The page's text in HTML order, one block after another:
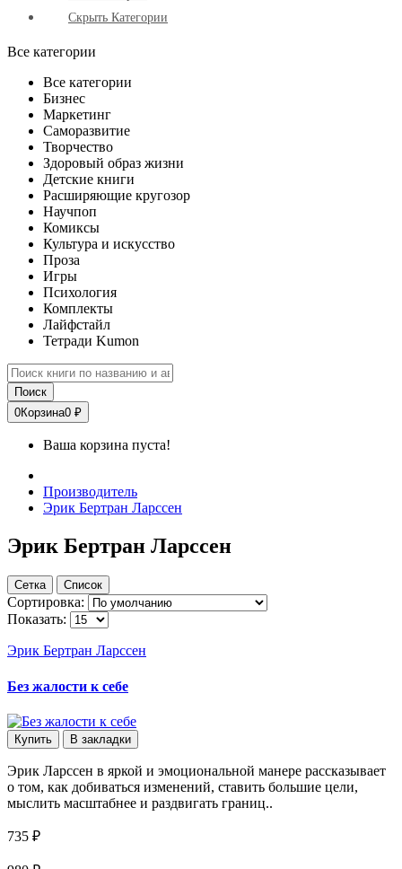
Скрыть Категории
Все категории
Все категории
Бизнес
Маркетинг
Саморазвитие
Творчество
Здоровый образ жизни
Детские книги
Расширяющие кругозор
Научпоп
Комиксы
Культура и искусство
Проза
Игры
Психология
Комплекты
Лайфстайл
Тетради Kumon
Поиск
0Корзина0 ₽
Ваша корзина пуста!
Производитель
Эрик Бертран Ларссен
Эрик Бертран Ларссен
Сетка Список
Сортировка:
Показать:
Эрик Бертран Ларссен
Без жалости к себе
Купить В закладки
Эрик Ларссен в яркой и эмоциональной манере рассказывает
о том, как добиваться изменений, ставить большие цели,
мыслить масштабнее и раздвигать границ..
735 ₽